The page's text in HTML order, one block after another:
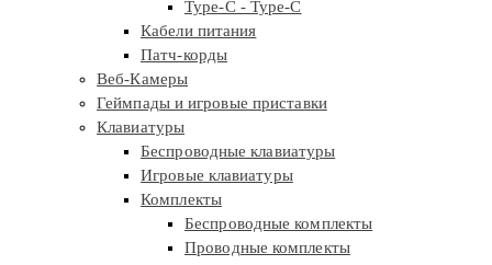
Type-C - Type-C
Кабели питания
Патч-корды
Веб-Камеры
Геймпады и игровые приставки
Клавиатуры
Беспроводные клавиатуры
Игровые клавиатуры
Комплекты
Беспроводные комплекты
Проводные комплекты